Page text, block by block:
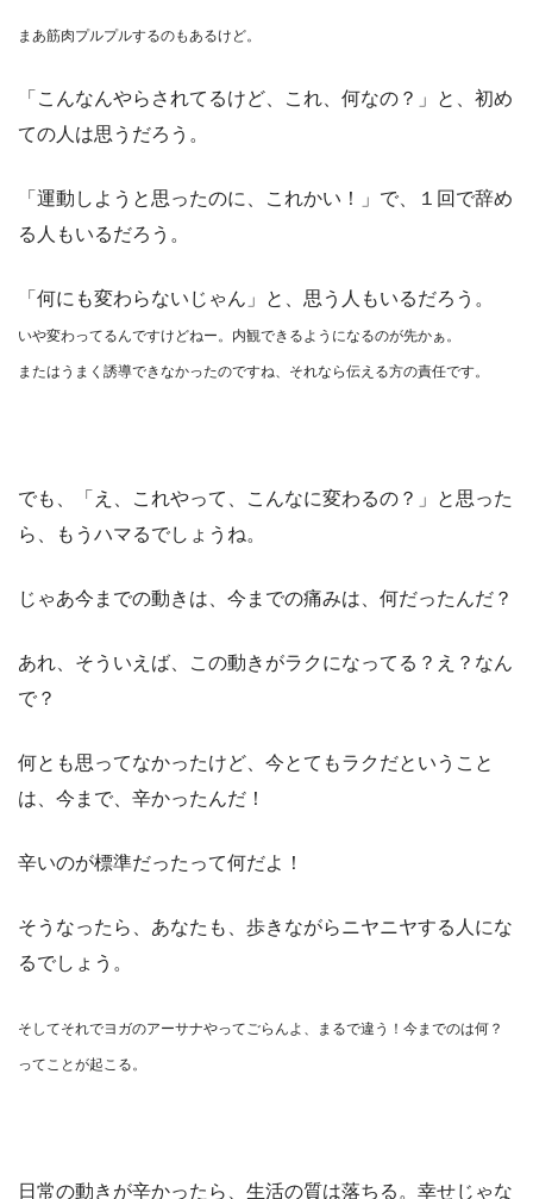
まあ筋肉プルプルするのもあるけど。
「こんなんやらされてるけど、これ、何なの？」と、初め
ての人は思うだろう。
「運動しようと思ったのに、これかい！」で、１回で辞め
る人もいるだろう。
「何にも変わらないじゃん」と、思う人もいるだろう。
いや変わってるんですけどねー。内観できるようになるのが先かぁ。
またはうまく誘導できなかったのですね、それなら伝える方の責任です。
でも、「え、これやって、こんなに変わるの？」と思った
ら、もうハマるでしょうね。
じゃあ今までの動きは、今までの痛みは、何だったんだ？
あれ、そういえば、この動きがラクになってる？え？なん
で？
何とも思ってなかったけど、今とてもラクだということ
は、今まで、辛かったんだ！
辛いのが標準だったって何だよ！
そうなったら、あなたも、歩きながらニヤニヤする人にな
るでしょう。
そしてそれでヨガのアーサナやってごらんよ、まるで違う！今までのは何？
ってことが起こる。
日常の動きが辛かったら、生活の質は落ちる。幸せじゃな